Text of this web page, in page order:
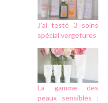
J’ai testé 3 soins
spécial vergetures
La gamme des
peaux sensibles :